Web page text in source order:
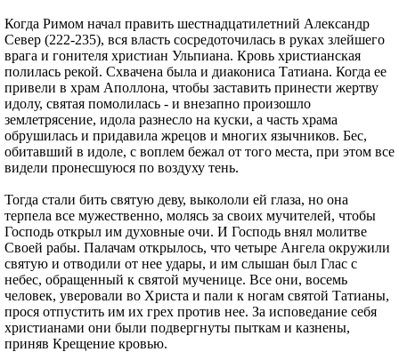
Когда Римом начал править шестнадцатилетний Александр
Север (222-235), вся власть сосредоточилась в руках злейшего
врага и гонителя христиан Ульпиана. Кровь христианская
полилась рекой. Схвачена была и диакониса Татиана. Когда ее
привели в храм Аполлона, чтобы заставить принести жертву
идолу, святая помолилась - и внезапно произошло
землетрясение, идола разнесло на куски, а часть храма
обрушилась и придавила жрецов и многих язычников. Бес,
обитавший в идоле, с воплем бежал от того места, при этом все
видели пронесшуюся по воздуху тень.
Тогда стали бить святую деву, выкололи ей глаза, но она
терпела все мужественно, молясь за своих мучителей, чтобы
Господь открыл им духовные очи. И Господь внял молитве
Своей рабы. Палачам открылось, что четыре Ангела окружили
святую и отводили от нее удары, и им слышан был Глас с
небес, обращенный к святой мученице. Все они, восемь
человек, уверовали во Христа и пали к ногам святой Татианы,
прося отпустить им их грех против нее. За исповедание себя
христианами они были подвергнуты пыткам и казнены,
приняв Крещение кровью.